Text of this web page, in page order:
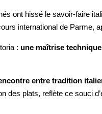
ont hissé le savoir-faire
international de Parme,
: une maîtrise
entre tradition
des plats, reflète ce souci